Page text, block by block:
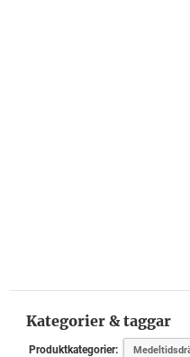
Kategorier & taggar
Produktkategorier: